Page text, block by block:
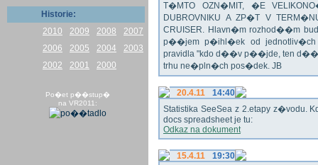
Historie:
2010
2009 2008
2007
2006
2005 2004
2003
2002
2001 2000
Po�et p��stup�
na VR2011:
T�MTO OZN�MIT, �E
DUBROVNIKU A ZP�T V
CRUISER. Hlavn�m rozhod��m
p��jem p�ihl�ek od
pravidla "kdo d��v p��jde, ten
trhu ne�pln�ch pos�dek. JB
20.4.11
14:40
Statistika SeeSea z 2.etapy z�vodu.
docs spreadsheet je tu:
Odkaz na dokument
15.4.11
19:30